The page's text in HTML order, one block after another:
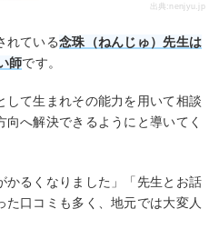
出典: nenjyu.jp
れている念珠（ねんじゅ）先生は
師です。
して生まれその能力を用いて相談
へ解決できるようにと導いてく
かるくなりました」「先生とお話
た口コミも多く、地元では大変人